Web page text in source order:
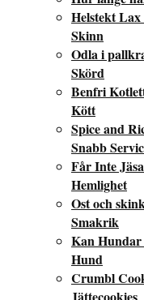
Helstekt
Skinn
Odla i
Skörd
Benfri
Kött
Spice and
Snabb
Får Inte
Hemlighet
Ost och
Smakrik
Kan
Hund
Crumbl